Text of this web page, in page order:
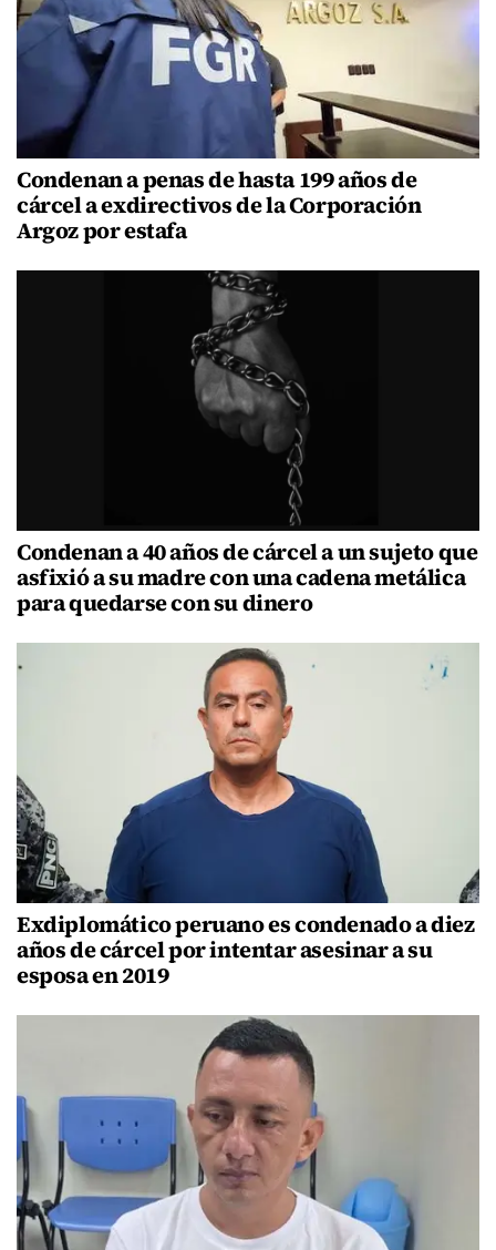
Condenan a penas de hasta 199 años de
cárcel a exdirectivos de la Corporación
Argoz por estafa
Condenan a 40 años de cárcel a un sujeto que
asfixió a su madre con una cadena metálica
para quedarse con su dinero
Exdiplomático peruano es condenado a diez
años de cárcel por intentar asesinar a su
esposa en 2019